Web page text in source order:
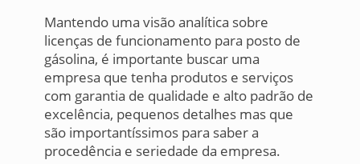
Mantendo uma visão analítica sobre
licenças de funcionamento para posto de
gásolina, é importante buscar uma
empresa que tenha produtos e serviços
com garantia de qualidade e alto padrão de
excelência, pequenos detalhes mas que
são importantíssimos para saber a
procedência e seriedade da empresa.